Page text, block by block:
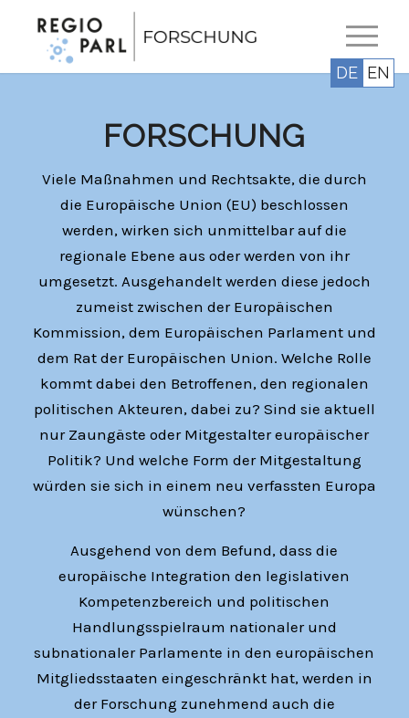
FORSCHUNG
Viele Maßnahmen und Rechtsakte, die durch
die Europäische Union (EU) beschlossen
werden, wirken sich unmittelbar auf die
regionale Ebene aus oder werden von ihr
umgesetzt. Ausgehandelt werden diese jedoch
zumeist zwischen der Europäischen
Kommission, dem Europäischen Parlament und
dem Rat der Europäischen Union. Welche Rolle
kommt dabei den Betroffenen, den regionalen
politischen Akteuren, dabei zu? Sind sie aktuell
nur Zaungäste oder Mitgestalter europäischer
Politik? Und welche Form der Mitgestaltung
würden sie sich in einem neu verfassten Europa
wünschen?
Ausgehend von dem Befund, dass die
europäische Integration den legislativen
Kompetenzbereich und politischen
Handlungsspielraum nationaler und
subnationaler Parlamente in den europäischen
Mitgliedsstaaten eingeschränkt hat, werden in
der Forschung zunehmend auch die
DE EN